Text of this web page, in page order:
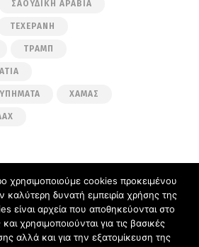
ΣΑΟΥΔΙΚΉ ΑΡΑΒΊΑ
ΤΕΧΕΡΆΝΗ
ΤΡΑΜΠ
ΧΑΜΆΣ
κοινωνικής
Twitter
χρησιμοποιούμε cookies προκειμένου
δυνατή εμπειρία χρήσης της
είναι αρχεία που αποθηκεύονται στο
χρησιμοποιούνται για τις βασικές
αλλά και για την εξατομίκευση της